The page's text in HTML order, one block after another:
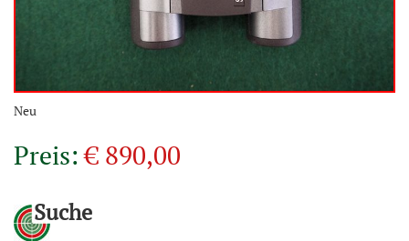
Neu
Preis:€ 890,00
Suche